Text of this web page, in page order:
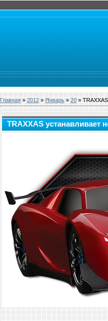
Главная » 2012 » Январь » 20 »
TRAXXAS устанавливает